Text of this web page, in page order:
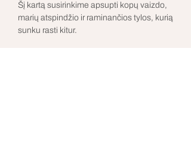
Šį kartą susirinkime apsupti kopų vaizdo,
marių atspindžio ir raminančios tylos, kurią
sunku rasti kitur.